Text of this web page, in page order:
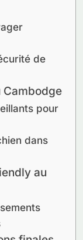
de
Cambodge
pour
dans
au